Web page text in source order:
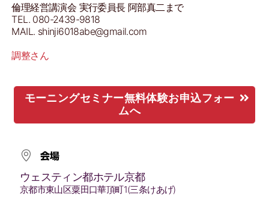
倫理経営講演会 実行委員長 阿部真二まで
TEL. 080-2439-9818
MAIL. shinji6018abe@gmail.com
調整さん
モーニングセミナー無料体験お申込フォー
ムへ
会場
ウェスティン都ホテル京都
京都市東山区粟田口華頂町1(三条けあげ)